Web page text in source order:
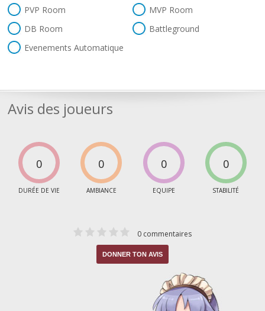
PVP Room
MVP Room
DB Room
Battleground
Evenements Automatique
Avis des joueurs
0
DURÉE DE VIE
0
AMBIANCE
0
EQUIPE
0
STABILITÉ
0 commentaires
DONNER TON AVIS